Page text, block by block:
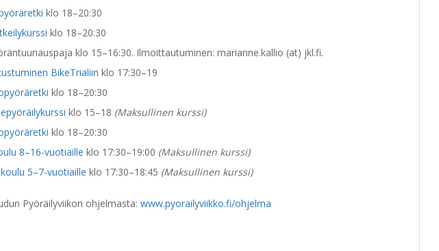
klo 18–20:30
klo 18–20:30
klo 15–16:30. Ilmoittautuminen: marianne.kallio (at) jkl.fi.
BikeTrialiin klo 17:30–19
klo 18–20:30
klo 15–18 (Maksullinen kurssi)
klo 18–20:30
8–16-vuotiaille klo 17:30–19:00 (Maksullinen kurssi)
5–7-vuotiaille klo 17:30–18:45 (Maksullinen kurssi)
Pyöräilyviikon ohjelmasta: www.pyorailyviikko.fi/ohjelma